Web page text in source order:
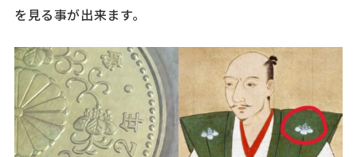
を見る事が出来ます。